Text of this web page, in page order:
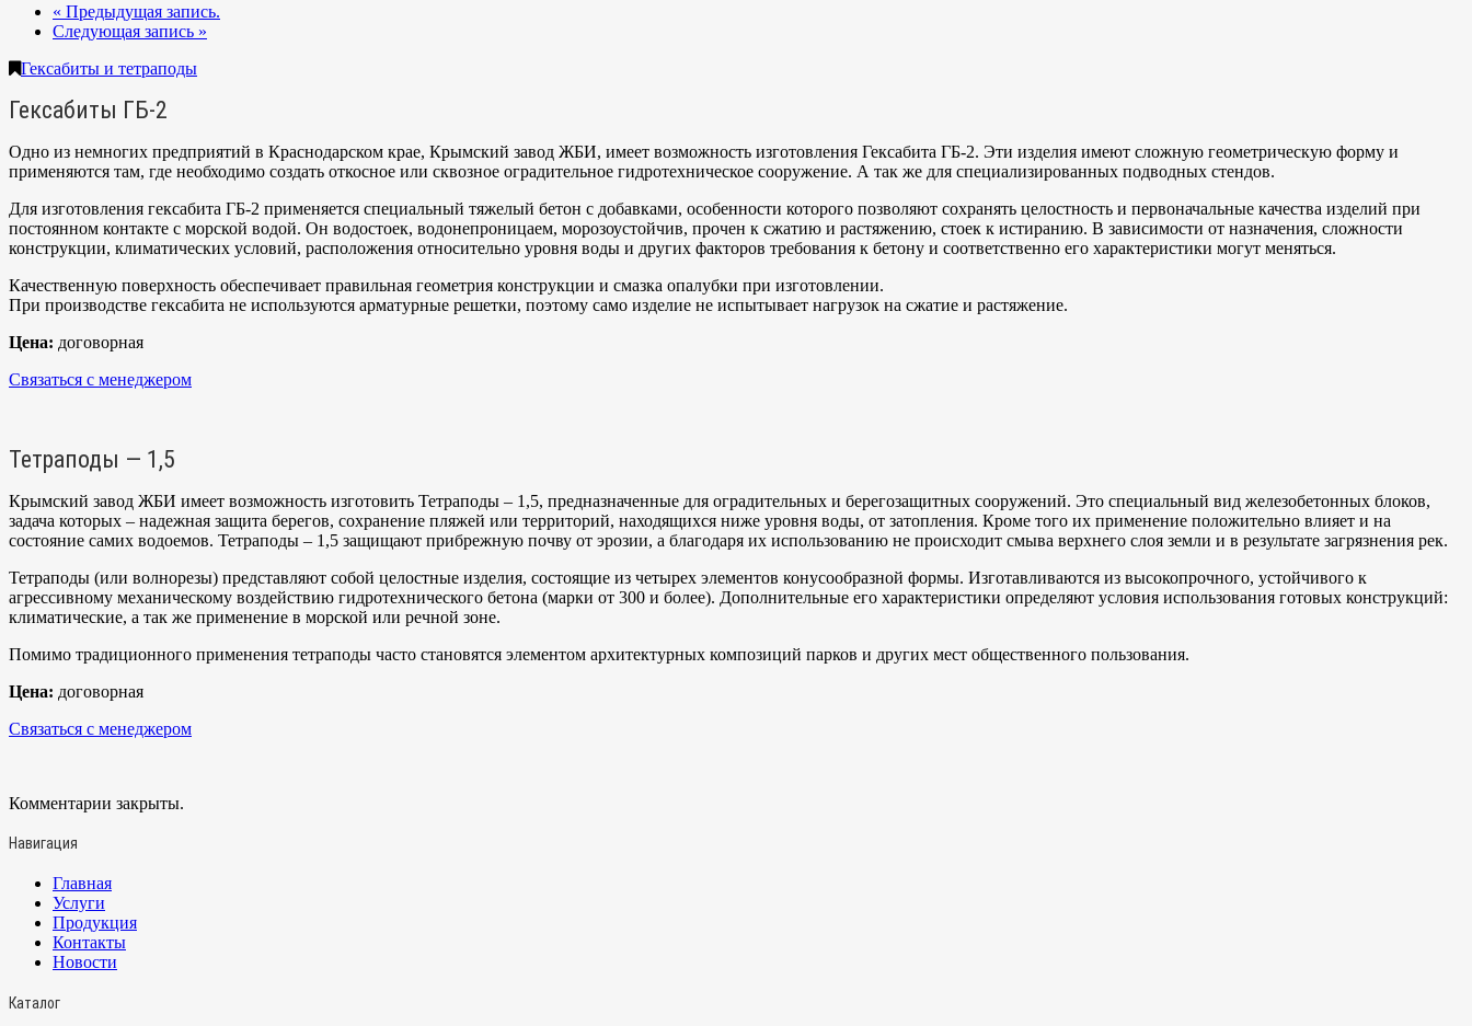
« Предыдущая запись.
Следующая запись »
Гексабиты и тетраподы
Гексабиты ГБ-2
Одно из немногих предприятий в Краснодарском крае, Крымский завод ЖБИ, имеет возможность изготовления Гексабита ГБ-2. Эти изделия имеют сложную геометрическую форму и
применяются там, где необходимо создать откосное или сквозное оградительное гидротехническое сооружение. А так же для специализированных подводных стендов.
Для изготовления гексабита ГБ-2 применяется специальный тяжелый бетон с добавками, особенности которого позволяют сохранять целостность и первоначальные качества изделий при
постоянном контакте с морской водой. Он водостоек, водонепроницаем, морозоустойчив, прочен к сжатию и растяжению, стоек к истиранию. В зависимости от назначения, сложности
конструкции, климатических условий, расположения относительно уровня воды и других факторов требования к бетону и соответственно его характеристики могут меняться.
Качественную поверхность обеспечивает правильная геометрия конструкции и смазка опалубки при изготовлении.
При производстве гексабита не используются арматурные решетки, поэтому само изделие не испытывает нагрузок на сжатие и растяжение.
Цена: договорная
Связаться с менеджером
Тетраподы — 1,5
Крымский завод ЖБИ имеет возможность изготовить Тетраподы – 1,5, предназначенные для оградительных и берегозащитных сооружений. Это специальный вид железобетонных блоков,
задача которых – надежная защита берегов, сохранение пляжей или территорий, находящихся ниже уровня воды, от затопления. Кроме того их применение положительно влияет и на
состояние самих водоемов. Тетраподы – 1,5 защищают прибрежную почву от эрозии, а благодаря их использованию не происходит смыва верхнего слоя земли и в результате загрязнения рек.
Тетраподы (или волнорезы) представляют собой целостные изделия, состоящие из четырех элементов конусообразной формы. Изготавливаются из высокопрочного, устойчивого к
агрессивному механическому воздействию гидротехнического бетона (марки от 300 и более). Дополнительные его характеристики определяют условия использования готовых конструкций:
климатические, а так же применение в морской или речной зоне.
Помимо традиционного применения тетраподы часто становятся элементом архитектурных композиций парков и других мест общественного пользования.
Цена: договорная
Связаться с менеджером
Комментарии закрыты.
Навигация
Главная
Услуги
Продукция
Контакты
Новости
Каталог